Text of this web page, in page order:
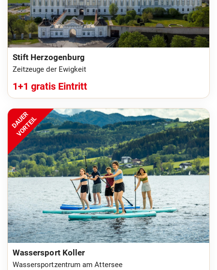
Stift Herzogenburg
Zeitzeuge der Ewigkeit
1+1 gratis Eintritt
DAUER
VORTEIL
Wassersport Koller
Wassersportzentrum am Attersee